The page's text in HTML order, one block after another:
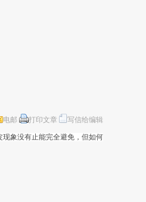
电邮 打印文章 写信给编辑
象没有止能完全避免，但如何